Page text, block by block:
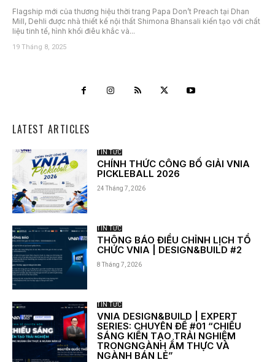
Flagship mới của thương hiệu thời trang Papa Don’t Preach tại Dhan
Mill, Dehli được nhà thiết kế nội thất Shimona Bhansali kiến tạo với chất
liệu tinh tế, hình khối điêu khắc và...
19 Tháng 8, 2025
LATEST ARTICLES
TIN TỨC
CHÍNH THỨC CÔNG BỐ GIẢI VNIA
PICKLEBALL 2026
24 Tháng 7, 2026
TIN TỨC
THÔNG BÁO ĐIỀU CHỈNH LỊCH TỔ
CHỨC VNIA | DESIGN&BUILD #2
8 Tháng 7, 2026
TIN TỨC
VNIA DESIGN&BUILD | EXPERT
SERIES: CHUYÊN ĐỀ #01 “CHIẾU
SÁNG KIẾN TẠO TRẢI NGHIỆM
TRONGNGÀNH ẨM THỰC VÀ
NGÀNH BÁN LẺ”